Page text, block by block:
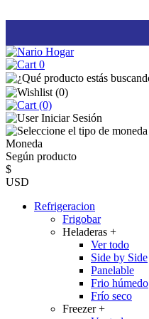
0
(0)
(0)
Iniciar Sesión
Moneda
Según producto
$
USD
Refrigeracion
Frigobar
Heladeras +
Ver todo
Side by Side
Panelable
Frio húmedo
Frío seco
Freezer+